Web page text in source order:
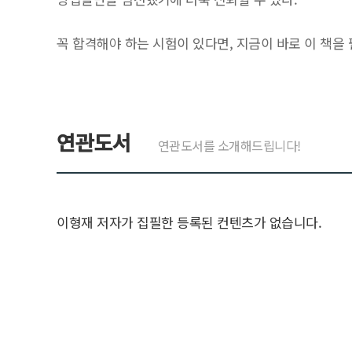
꼭 합격해야 하는 시험이 있다면, 지금이 바로 이 책을
연관도서 연관도서를 소개해드립니다!
이형재 저자가 집필한 등록된 컨텐츠가 없습니다.